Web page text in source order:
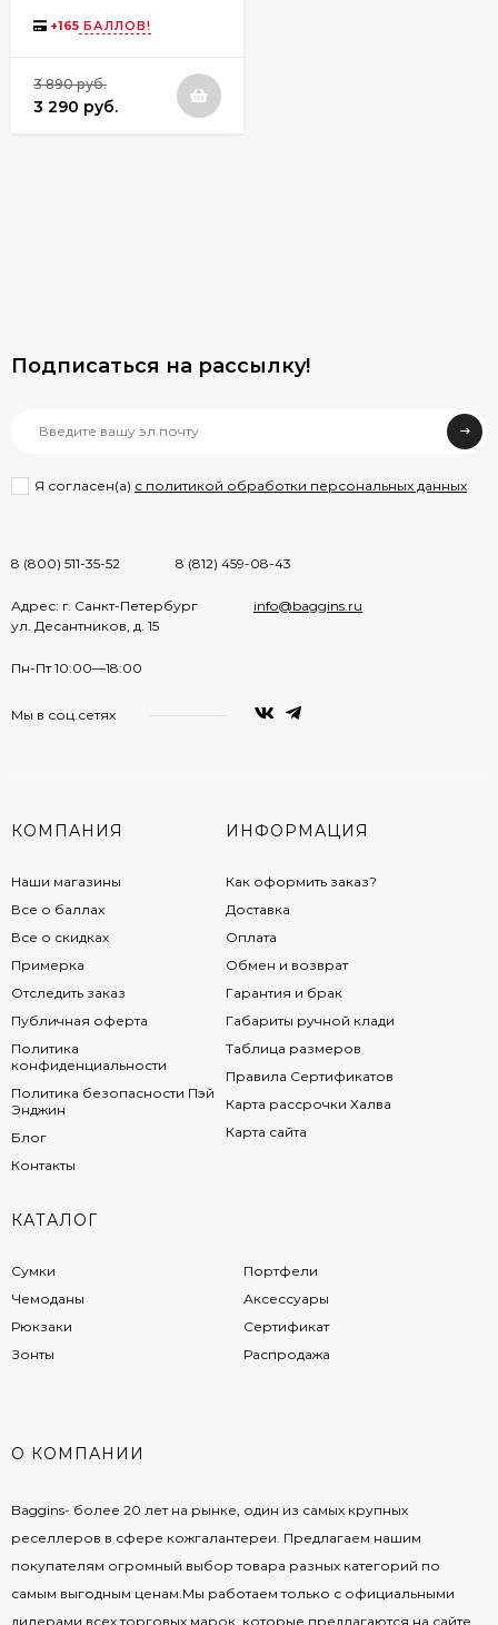
+165 БАЛЛОВ!
3 890 руб.
3 290 руб.
Подписаться на рассылкy!
Я согласен(a) с политикой обработки персональных данных
8 (800) 511-35-52 8 (812) 459-08-43
Адрес: г. Санкт-Петербург
ул. Десантников, д. 15
info@baggins.ru
Пн-Пт 10:00—18:00
Мы в соц.сетях
КОМПАНИЯ
Наши магазины
Все о баллах
Все о скидках
Примерка
Отследить заказ
Публичная оферта
Политика
конфиденциальности
Политика безопасности Пэй
Энджин
Блог
Контакты
ИНФОРМАЦИЯ
Как оформить заказ?
Доставка
Оплата
Обмен и возврат
Гарантия и брак
Габариты ручной клади
Таблица размеров
Правила Сертификатов
Карта рассрочки Халва
Карта сайта
КАТАЛОГ
Сумки
Чемоданы
Рюкзаки
Зонты
Портфели
Аксессуары
Сертификат
Распродажа
О КОМПАНИИ
Baggins- более 20 лет на рынке, один из самых крупных
реселлеров в сфере кожгалантереи. Предлагаем нашим
покупателям огромный выбор товара разных категорий по
самым выгодным ценам.Мы работаем только с официальными
дилерами всех торговых марок, которые предлагаются на сайте.